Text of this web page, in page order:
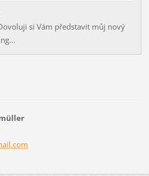
si Vám představit můj nový
om